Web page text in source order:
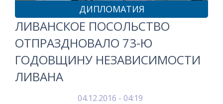
ДИПЛОМАТИЯ
ЛИВАНСКОЕ ПОСОЛЬСТВО
ОТПРАЗДНОВАЛО 73-Ю
ГОДОВЩИНУ НЕЗАВИСИМОСТИ
ЛИВАНА
04.12.2016 - 04:19